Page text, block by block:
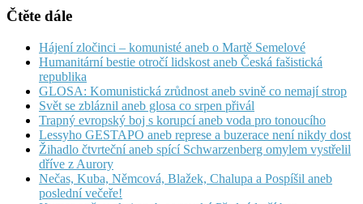
Čtěte dále
Hájení zločinci – komunisté aneb o Martě Semelové
Humanitární bestie otročí lidskost aneb Česká fašistická
republika
GLOSA: Komunistická zrůdnost aneb svině co nemají strop
Svět se zbláznil aneb glosa co srpen přivál
Trapný evropský boj s korupcí aneb voda pro tonoucího
Lessyho GESTAPO aneb represe a buzerace není nikdy dost
Žihadlo čtvrteční aneb spící Schwarzenberg omylem vystřelil
dříve z Aurory
Nečas, Kuba, Němcová, Blažek, Chalupa a Pospíšil aneb
poslední večeře!